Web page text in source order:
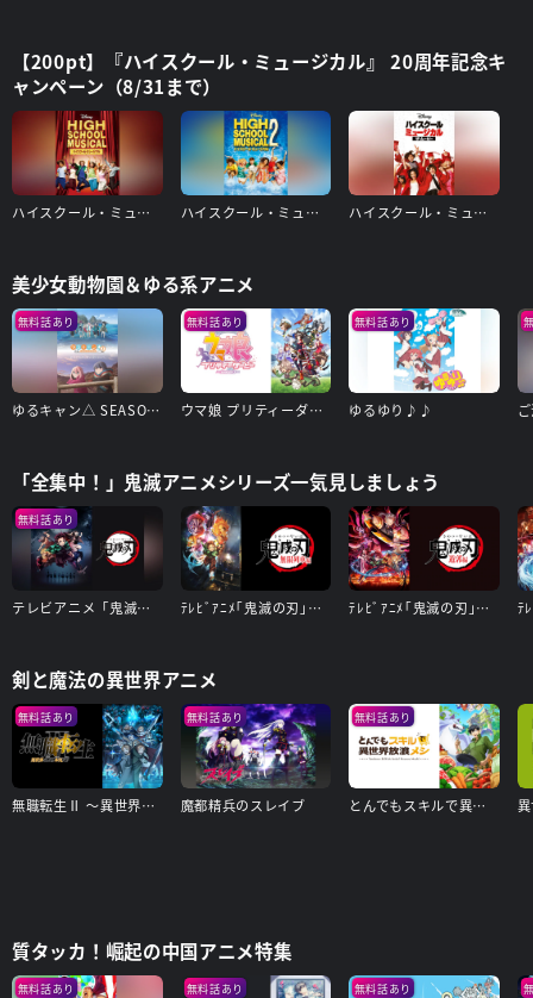
【200pt】『ハイスクール・ミュージカル』 20周年記念キ
ャンペーン（8/31まで）
ハイスクール・ミュージカル ハイスクール・ミュージカル2 ハイスクール・ミュージカル/ザ・ムービー
美少女動物園＆ゆる系アニメ
無料話あり
ゆるキャン△ SEASON2
無料話あり
ウマ娘 プリティーダービー Season 3
無料話あり
ゆるゆり♪♪
「全集中！」鬼滅アニメシリーズ一気見しましょう
無料話あり
テレビアニメ「鬼滅の刃」竈門炭治郎 立志編 ﾃﾚﾋﾞｱﾆﾒ｢鬼滅の刃｣無限列車編 ﾃﾚﾋﾞｱﾆﾒ｢鬼滅の刃｣遊郭編
剣と魔法の異世界アニメ
無料話あり
無職転生Ⅱ ～異世界行ったら本気だす～
無料話あり
魔都精兵のスレイブ
無料話あり
とんでもスキルで異世界放浪メシ
質タッカ！崛起の中国アニメ特集
無料話あり 無料話あり 無料話あり